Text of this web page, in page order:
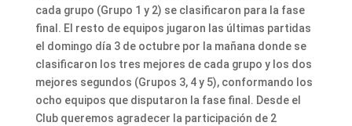
cada grupo (Grupo 1 y 2) se clasificaron para la fase
final. El resto de equipos jugaron las últimas partidas
el domingo día 3 de octubre por la mañana donde se
clasificaron los tres mejores de cada grupo y los dos
mejores segundos (Grupos 3, 4 y 5), conformando los
ocho equipos que disputaron la fase final. Desde el
Club queremos agradecer la participación de 2